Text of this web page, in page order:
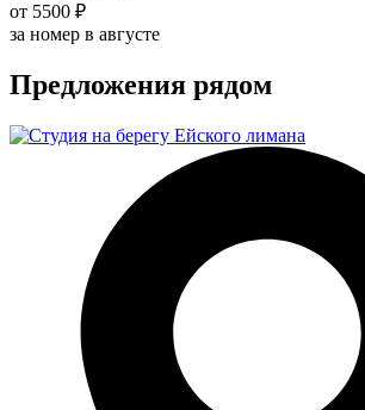
от 5500 ₽
за номер в августе
Предложения рядом